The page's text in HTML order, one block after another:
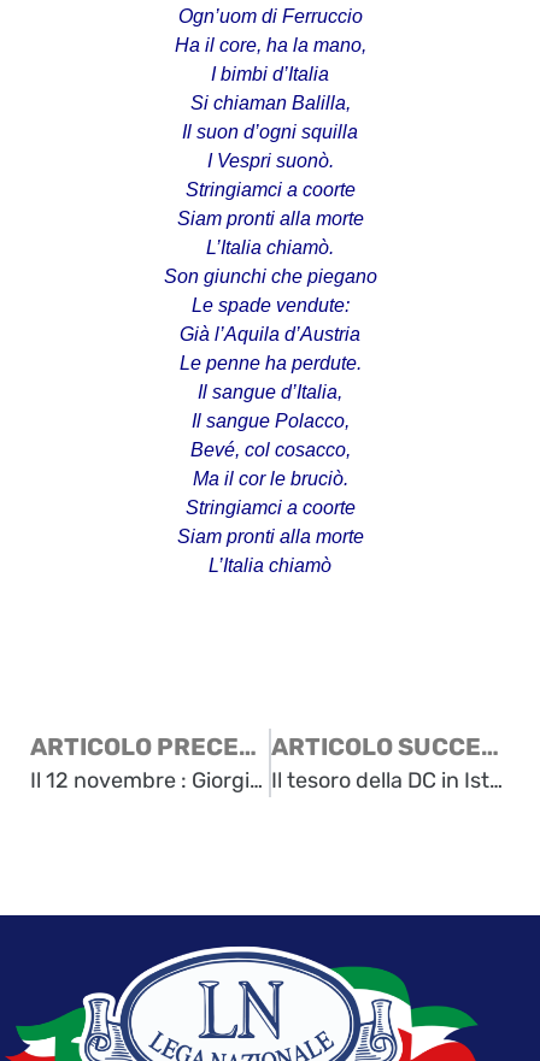
Ogn’uom di Ferruccio
Ha il core, ha la mano,
I bimbi d’Italia
Si chiaman Balilla,
Il suon d’ogni squilla
I Vespri suonò.
Stringiamci a coorte
Siam pronti alla morte
L’Italia chiamò.
Son giunchi che piegano
Le spade vendute:
Già l’Aquila d’Austria
Le penne ha perdute.
Il sangue d’Italia,
Il sangue Polacco,
Bevé, col cosacco,
Ma il cor le bruciò.
Stringiamci a coorte
Siam pronti alla morte
L’Italia chiamò
ARTICOLO PRECEDENTE
Il 12 novembre : Giorgio Forattini a Trieste
ARTICOLO SUCCESSIVO
Il tesoro della DC in Istria – Lettera del presidente della Lega Nazionale